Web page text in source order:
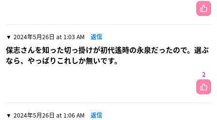
2024年5月26日 at 1:03 AM 返信
保志さんを知った切っ掛けが初代遙時の永泉だったので。選ぶ
なら、やっぱりこれしか無いです。
2
2024年5月26日 at 1:06 AM 返信